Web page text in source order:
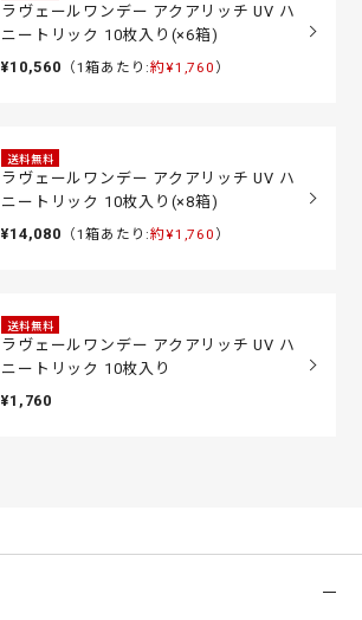
ラヴェールワンデー アクアリッチ UV ハ
ニートリック 10枚入り(×6箱)
¥10,560 （1箱あたり:約¥1,760 ）
送料無料
ラヴェールワンデー アクアリッチ UV ハ
ニートリック 10枚入り(×8箱)
¥14,080 （1箱あたり:約¥1,760 ）
送料無料
ラヴェールワンデー アクアリッチ UV ハ
ニートリック 10枚入り
¥1,760